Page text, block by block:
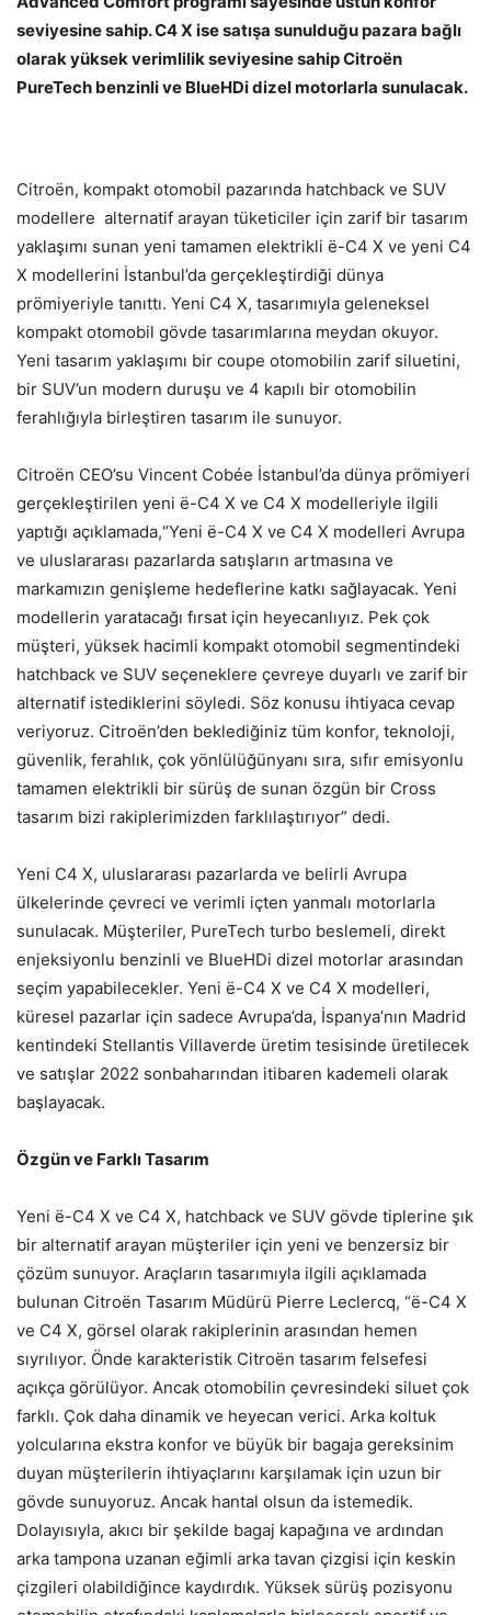
seviyesine sahip. C4 X ise satışa sunulduğu pazara bağlı
olarak yüksek verimlilik seviyesine sahip Citroën
PureTech benzinli ve BlueHDi dizel motorlarla sunulacak.
Citroën, kompakt otomobil pazarında hatchback ve SUV
modellere alternatif arayan tüketiciler için zarif bir tasarım
yaklaşımı sunan yeni tamamen elektrikli ë-C4 X ve yeni C4
X modellerini İstanbul’da gerçekleştirdiği dünya
prömiyeriyle tanıttı. Yeni C4 X, tasarımıyla geleneksel
kompakt otomobil gövde tasarımlarına meydan okuyor.
Yeni tasarım yaklaşımı bir coupe otomobilin zarif siluetini,
bir SUV’un modern duruşu ve 4 kapılı bir otomobilin
ferahlığıyla birleştiren tasarım ile sunuyor.
Citroën CEO’su Vincent Cobée İstanbul’da dünya prömiyeri
gerçekleştirilen yeni ë-C4 X ve C4 X modelleriyle ilgili
yaptığı açıklamada,“Yeni ë-C4 X ve C4 X modelleri Avrupa
ve uluslararası pazarlarda satışların artmasına ve
markamızın genişleme hedeflerine katkı sağlayacak. Yeni
modellerin yaratacağı fırsat için heyecanlıyız. Pek çok
müşteri, yüksek hacimli kompakt otomobil segmentindeki
hatchback ve SUV seçeneklere çevreye duyarlı ve zarif bir
alternatif istediklerini söyledi. Söz konusu ihtiyaca cevap
veriyoruz. Citroën’den beklediğiniz tüm konfor, teknoloji,
güvenlik, ferahlık, çok yönlülüğünyanı sıra, sıfır emisyonlu
tamamen elektrikli bir sürüş de sunan özgün bir Cross
tasarım bizi rakiplerimizden farklılaştırıyor” dedi.
Yeni C4 X, uluslararası pazarlarda ve belirli Avrupa
ülkelerinde çevreci ve verimli içten yanmalı motorlarla
sunulacak. Müşteriler, PureTech turbo beslemeli, direkt
enjeksiyonlu benzinli ve BlueHDi dizel motorlar arasından
seçim yapabilecekler. Yeni ë-C4 X ve C4 X modelleri,
küresel pazarlar için sadece Avrupa’da, İspanya’nın Madrid
kentindeki Stellantis Villaverde üretim tesisinde üretilecek
ve satışlar 2022 sonbaharından itibaren kademeli olarak
başlayacak.
Özgün ve Farklı Tasarım
Yeni ë-C4 X ve C4 X, hatchback ve SUV gövde tiplerine şık
bir alternatif arayan müşteriler için yeni ve benzersiz bir
çözüm sunuyor. Araçların tasarımıyla ilgili açıklamada
bulunan Citroën Tasarım Müdürü Pierre Leclercq, “ë-C4 X
ve C4 X, görsel olarak rakiplerinin arasından hemen
sıyrılıyor. Önde karakteristik Citroën tasarım felsefesi
açıkça görülüyor. Ancak otomobilin çevresindeki siluet çok
farklı. Çok daha dinamik ve heyecan verici. Arka koltuk
yolcularına ekstra konfor ve büyük bir bagaja gereksinim
duyan müşterilerin ihtiyaçlarını karşılamak için uzun bir
gövde sunuyoruz. Ancak hantal olsun da istemedik.
Dolayısıyla, akıcı bir şekilde bagaj kapağına ve ardından
arka tampona uzanan eğimli arka tavan çizgisi için keskin
çizgileri olabildiğince kaydırdık. Yüksek sürüş pozisyonu